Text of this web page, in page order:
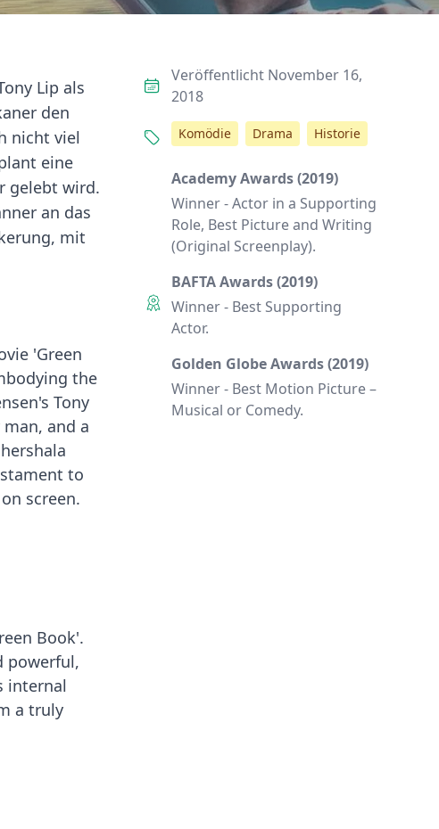
Lip als
den
nicht viel
eine
gelebt wird.
an das
mit
'Green
the
Tony
and a
to
screen.
Book'.
powerful,
internal
a truly
Veröffentlicht November 16,
2018
Komödie Drama Historie
Academy Awards (2019)
Winner - Actor in a Supporting
Role, Best Picture and Writing
(Original Screenplay).
BAFTA Awards (2019)
Winner - Best Supporting
Actor.
Golden Globe Awards (2019)
Winner - Best Motion Picture –
Musical or Comedy.